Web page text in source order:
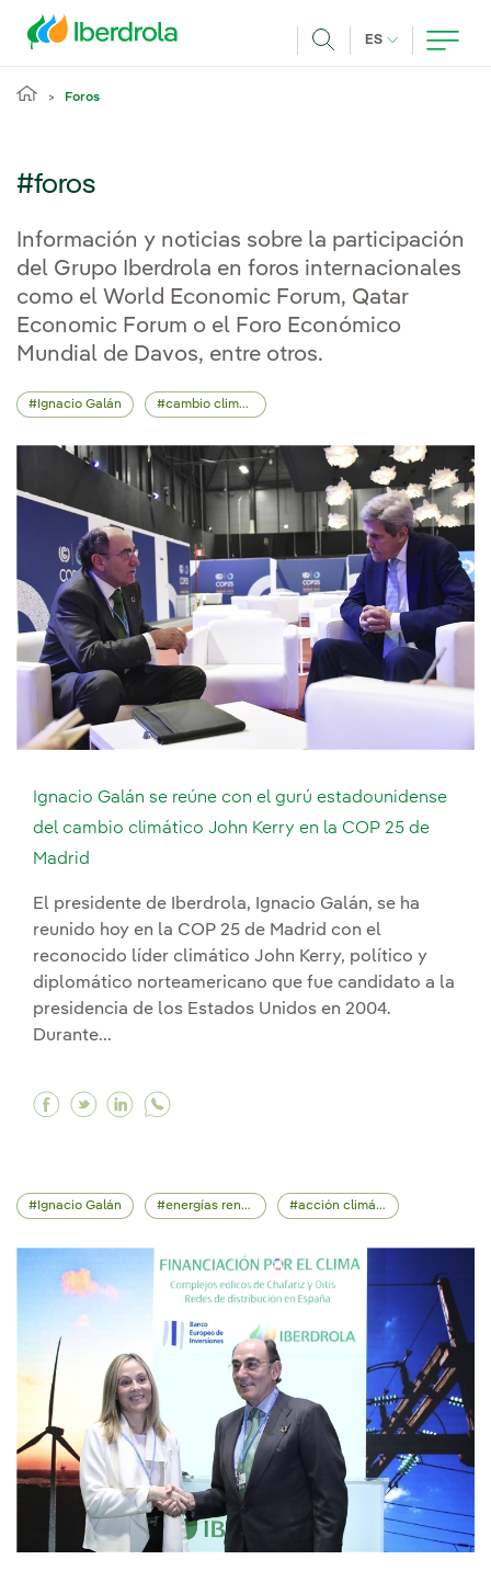
ES IDIOMA
Foros
#foros
Información y noticias sobre la participación
del Grupo Iberdrola en foros internacionales
como el World Economic Forum, Qatar
Economic Forum o el Foro Económico
Mundial de Davos, entre otros.
Ignacio Galán cambio climático
Ignacio Galán se reúne con el gurú estadounidense
del cambio climático John Kerry en la COP 25 de
Madrid
El presidente de Iberdrola, Ignacio Galán, se ha
reunido hoy en la COP 25 de Madrid con el
reconocido líder climático John Kerry, político y
diplomático norteamericano que fue candidato a la
presidencia de los Estados Unidos en 2004.
Durante...
Facebook Ignacio Galán se reúne con el gurú
Twitter Ignacio Galán se reúne con el
Linkedin Ignacio Galán se reúne con
Ignacio Galán energías renovables acción climática